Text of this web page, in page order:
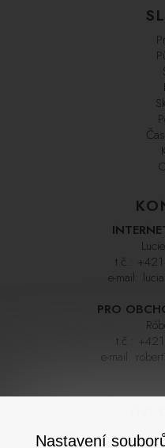
t.č.:
e-mail:
PRO
t.č.:
e-mail:
Nastavení